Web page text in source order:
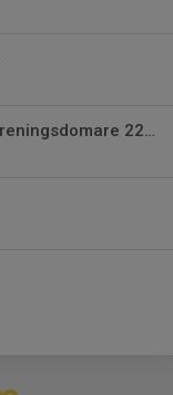
Säsongens uppdrag för våra föreningsdomare 22/23